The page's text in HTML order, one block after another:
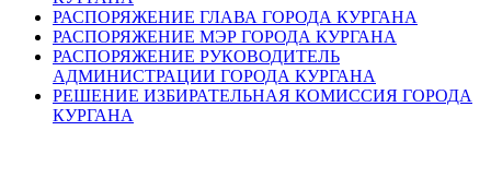
РАСПОРЯЖЕНИЕ ГЛАВА ГОРОДА КУРГАНА
РАСПОРЯЖЕНИЕ МЭР ГОРОДА КУРГАНА
РАСПОРЯЖЕНИЕ РУКОВОДИТЕЛЬ
АДМИНИСТРАЦИИ ГОРОДА КУРГАНА
РЕШЕНИЕ ИЗБИРАТЕЛЬНАЯ КОМИССИЯ ГОРОДА
КУРГАНА